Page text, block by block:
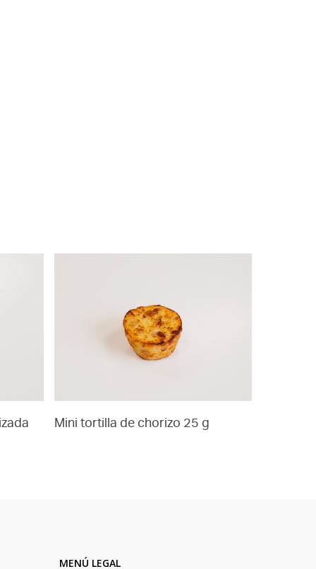
Mini tortilla de chorizo 25 g
MENÚ LEGAL